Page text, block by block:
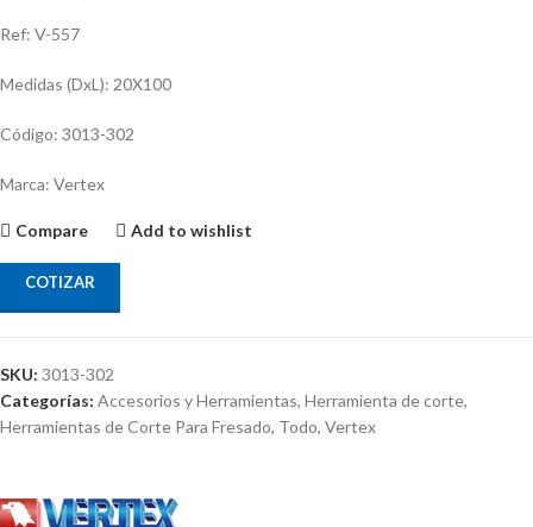
Ref: V-557
Medidas (DxL): 20X100
Código: 3013-302
Marca: Vertex
Compare Add to wishlist
COTIZAR
SKU: 3013-302
Categorías: Accesorios y Herramientas, Herramienta de corte,
Herramientas de Corte Para Fresado, Todo, Vertex